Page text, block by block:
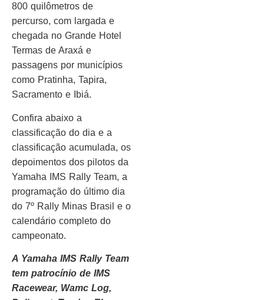
800 quilômetros de
percurso, com largada e
chegada no Grande Hotel
Termas de Araxá e
passagens por municípios
como Pratinha, Tapira,
Sacramento e Ibiá.
Confira abaixo a
classificação do dia e a
classificação acumulada, os
depoimentos dos pilotos da
Yamaha IMS Rally Team, a
programação do último dia
do 7º Rally Minas Brasil e o
calendário completo do
campeonato.
A Yamaha IMS Rally Team
tem patrocínio de IMS
Racewear, Wamc Log,